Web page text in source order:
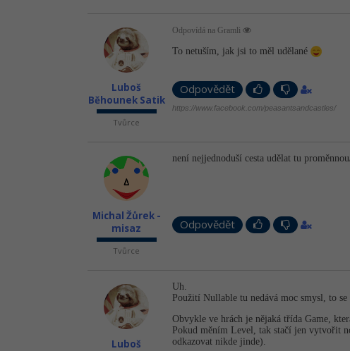
Luboš
Běhounek Satik
Tvůrce
Odpovídá na Gramli
To netuším, jak jsi to měl udělané
Odpovědět
https://www.facebook.com/peasantsandcastles/
Michal Žůrek -
misaz
Tvůrce
není nejjednoduší cesta udělat tu
Odpovědět
Luboš
Uh.
Použití Nullable tu nedává moc smysl, to
Obvykle ve hrách je nějaká třída Game,
Pokud měním Level, tak stačí jen vytvořit
odkazovat nikde jinde).